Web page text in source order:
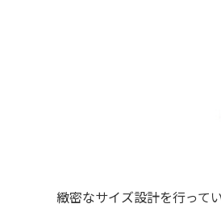
緻密なサイズ設計を行って